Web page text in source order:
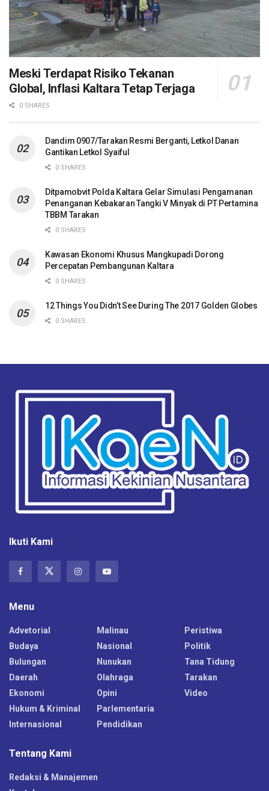
Meski Terdapat Risiko Tekanan
Global, Inflasi Kaltara Tetap Terjaga
0 SHARES
Dandim 0907/Tarakan Resmi Berganti, Letkol Danan
Gantikan Letkol Syaiful
0 SHARES
Ditpamobvit Polda Kaltara Gelar Simulasi Pengamanan
Penanganan Kebakaran Tangki V Minyak di PT Pertamina
TBBM Tarakan
0 SHARES
Kawasan Ekonomi Khusus Mangkupadi Dorong
Percepatan Pembangunan Kaltara
0 SHARES
12 Things You Didn’t See During The 2017 Golden Globes
0 SHARES
Ikuti Kami
Menu
Advetorial
Budaya
Bulungan
Daerah
Ekonomi
Hukum & Kriminal
Internasional
Malinau
Nasional
Nunukan
Olahraga
Opini
Parlementaria
Pendidikan
Peristiwa
Politik
Tana Tidung
Tarakan
Video
Tentang Kami
Redaksi & Manajemen